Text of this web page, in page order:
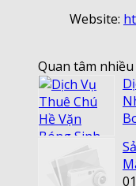
Website:
Quan tâm nhiều